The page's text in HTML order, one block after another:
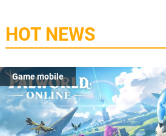
HOT NEWS
Game mobile